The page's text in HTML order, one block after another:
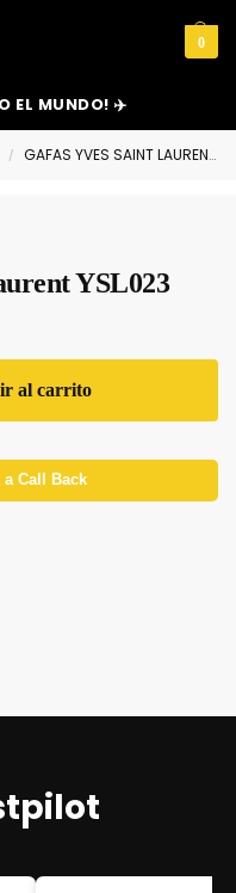
0
EL MUNDO! ✈️
/ GAFAS YVES SAINT LAURENT
YSL023
al carrito
Call Back